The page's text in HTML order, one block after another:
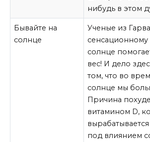
нибудь в этом
Бывайте на
солнце
Ученые из
сенсационному
солнце
вес! И дело
том, что во
солнце мы
Причина
витамином D,
под влиянием